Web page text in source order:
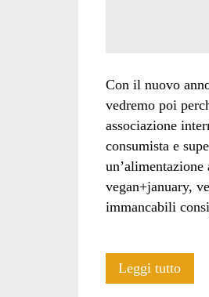
Con il nuovo
vedremo poi
associazione
consumista e
un’alimentazione
vegan+january,
immancabili
Leggi tutto